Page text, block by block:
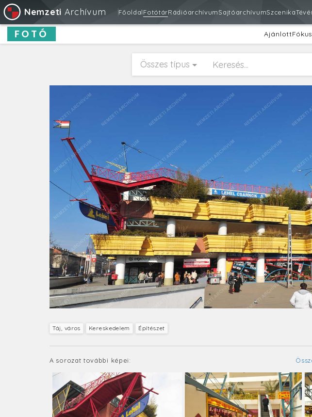
Nemzeti Archívum FőoldalFotótárRádióarchívumSajtóarchívumSzcenika
FOTÓ Ajánlott
Összes típus
Táj, város Kereskedelem Építészet
A sorozat további képei: